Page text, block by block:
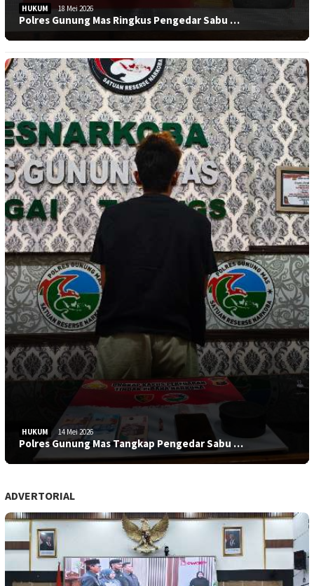
HUKUM 18 Mei 2026
Polres Gunung Mas Ringkus Pengedar Sabu …
HUKUM 14 Mei 2026
Polres Gunung Mas Tangkap Pengedar Sabu …
ADVERTORIAL